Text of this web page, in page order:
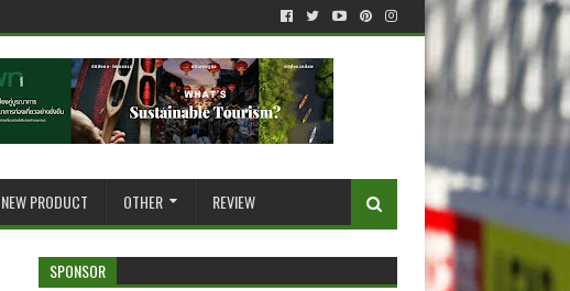
NEW PRODUCT OTHER REVIEW
SPONSOR